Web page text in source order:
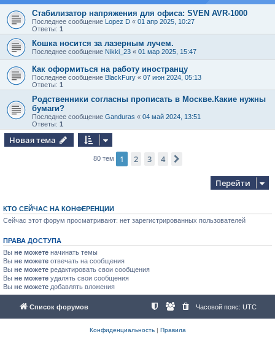
Стабилизатор напряжения для офиса: SVEN AVR-1000
Последнее сообщение Lopez D « 01 апр 2025, 10:27
Ответы: 1
Кошка носится за лазерным лучем.
Последнее сообщение Nikki_23 « 01 мар 2025, 15:47
Как оформиться на работу иностранцу
Последнее сообщение BlackFury « 07 июн 2024, 05:13
Ответы: 1
Родственники согласны прописать в Москве.Какие нужны
бумаги?
Последнее сообщение Ganduras « 04 май 2024, 13:51
Ответы: 1
Новая тема
80 тем 1 2 3 4
Перейти
КТО СЕЙЧАС НА КОНФЕРЕНЦИИ
Сейчас этот форум просматривают: нет зарегистрированных пользователей
ПРАВА ДОСТУПА
Вы не можете начинать темы
Вы не можете отвечать на сообщения
Вы не можете редактировать свои сообщения
Вы не можете удалять свои сообщения
Вы не можете добавлять вложения
Список форумов Часовой пояс: UTC
Конфиденциальность| Правила